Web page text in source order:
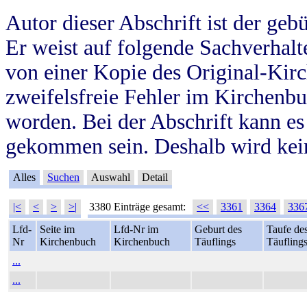
Autor dieser Abschrift ist der
Er weist auf folgende
von einer Kopie des Original-
zweifelsfreie Fehler im
worden. Bei der Abschrift kann
gekommen sein. Deshalb wird
Alles Suchen Auswahl Detail
|< < > >| 3380 Einträge gesamt: << 3361 3364
Lfd-
Nr
Seite im
Kirchenbuch
Lfd-Nr im
Kirchenbuch
Geburt des
Täuflings
Taufe
Täuflings
...
...